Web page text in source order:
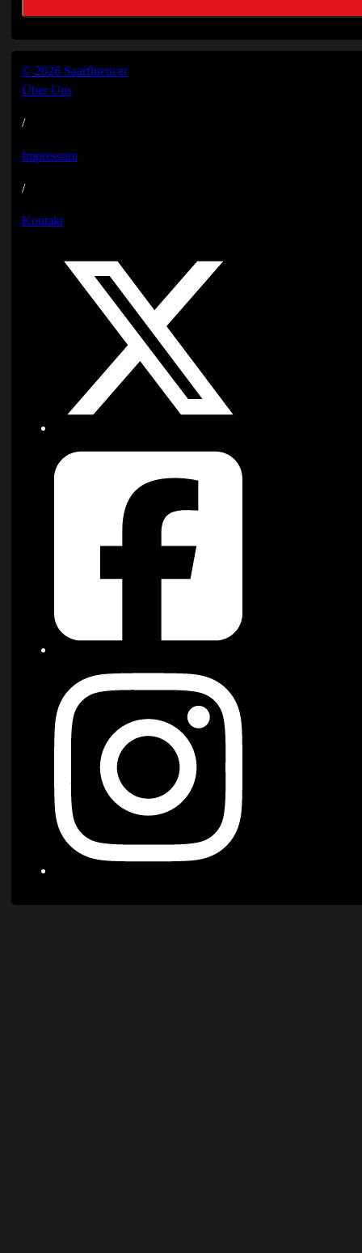
© 2026 Saarfluencer
Über Uns
/
Impressum
/
Kontakt